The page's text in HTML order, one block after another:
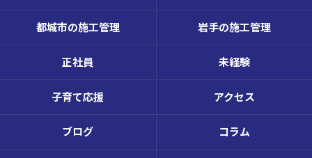
都城市の施工管理 岩手の施工管理
正社員 未経験
子育て応援 アクセス
ブログ コラム